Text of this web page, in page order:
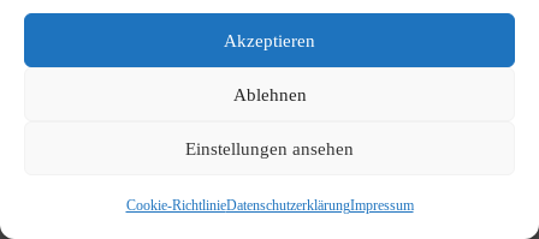
Akzeptieren
Ablehnen
Einstellungen ansehen
Cookie-RichtlinieDatenschutzerklärungImpressum
Nachbericht: Aufstellen des Dorfbaums in Geislar
Rückblick & Impressionen vom 3. Haus-Trödelmarkt